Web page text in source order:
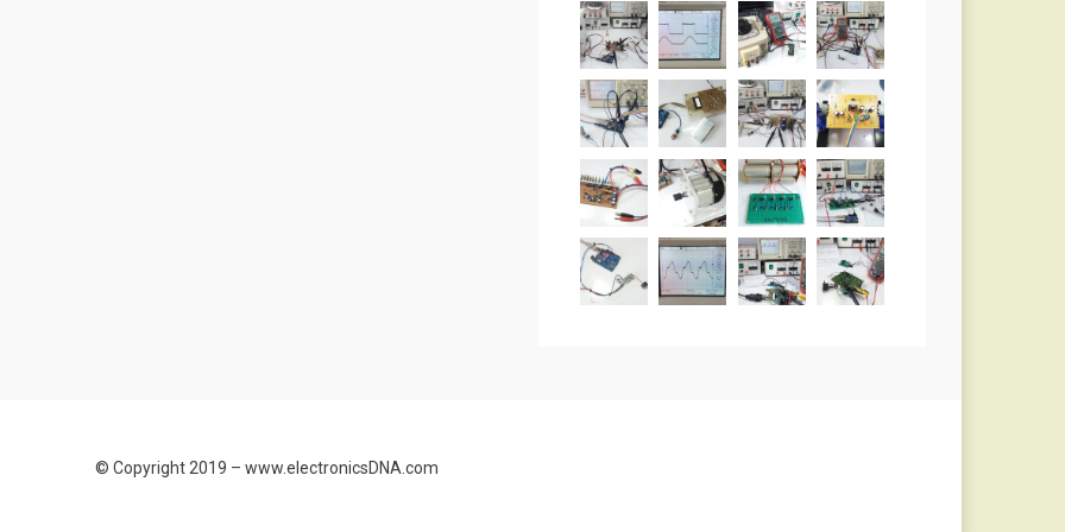
© Copyright 2019 – www.electronicsDNA.com